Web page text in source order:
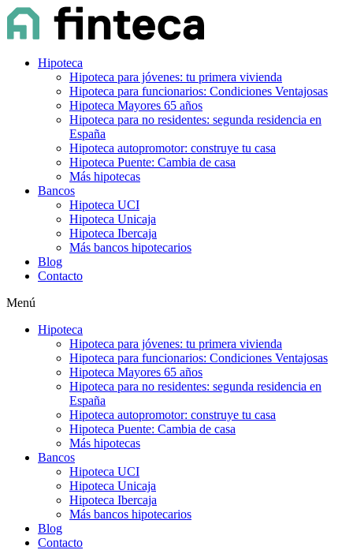
Hipoteca
Hipoteca para jóvenes: tu primera vivienda
Hipoteca para funcionarios: Condiciones Ventajosas
Hipoteca Mayores 65 años
Hipoteca para no residentes: segunda residencia en
España
Hipoteca autopromotor: construye tu casa
Hipoteca Puente: Cambia de casa
Más hipotecas
Bancos
Hipoteca UCI
Hipoteca Unicaja
Hipoteca Ibercaja
Más bancos hipotecarios
Blog
Contacto
Menú
Hipoteca
Hipoteca para jóvenes: tu primera vivienda
Hipoteca para funcionarios: Condiciones Ventajosas
Hipoteca Mayores 65 años
Hipoteca para no residentes: segunda residencia en
España
Hipoteca autopromotor: construye tu casa
Hipoteca Puente: Cambia de casa
Más hipotecas
Bancos
Hipoteca UCI
Hipoteca Unicaja
Hipoteca Ibercaja
Más bancos hipotecarios
Blog
Contacto